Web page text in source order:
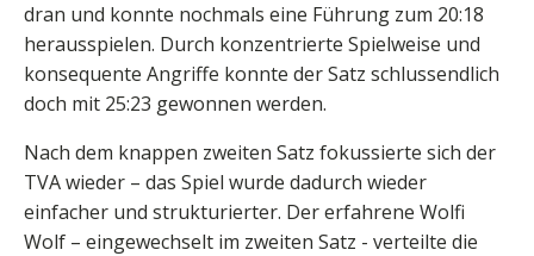
dran und konnte nochmals eine Führung zum 20:18
herausspielen. Durch konzentrierte Spielweise und
konsequente Angriffe konnte der Satz schlussendlich
doch mit 25:23 gewonnen werden.
Nach dem knappen zweiten Satz fokussierte sich der
TVA wieder – das Spiel wurde dadurch wieder
einfacher und strukturierter. Der erfahrene Wolfi
Wolf – eingewechselt im zweiten Satz - verteilte die